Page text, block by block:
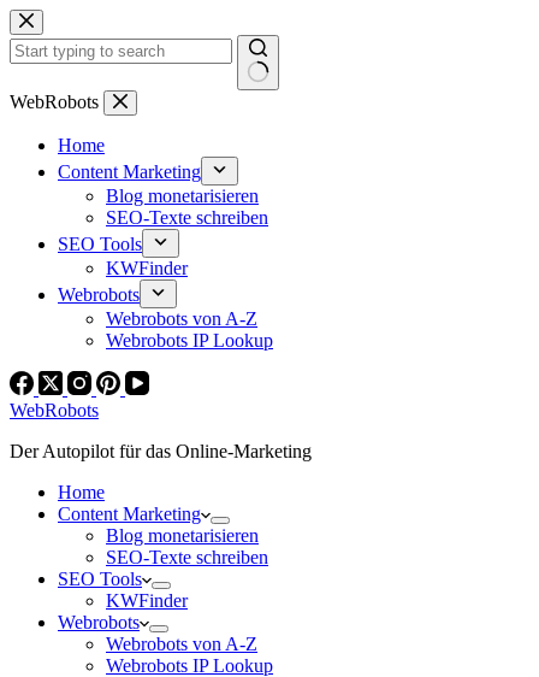
Zum
Inhalt
springen
Keine
WebRobots
Home
Content Marketing
Blog monetarisieren
SEO-Texte schreiben
SEO Tools
KWFinder
Webrobots
Webrobots von A-Z
Webrobots IP Lookup
WebRobots
Der Autopilot für das Online-Marketing
Home
Content Marketing
Blog monetarisieren
SEO-Texte schreiben
SEO Tools
KWFinder
Webrobots
Webrobots von A-Z
Webrobots IP Lookup